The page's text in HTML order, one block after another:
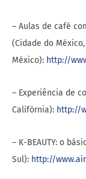
– Aulas de café
(Cidade do México,
México): http://
– Experiência de
Califórnia): http://
– K-BEAUTY: o
Sul): http://